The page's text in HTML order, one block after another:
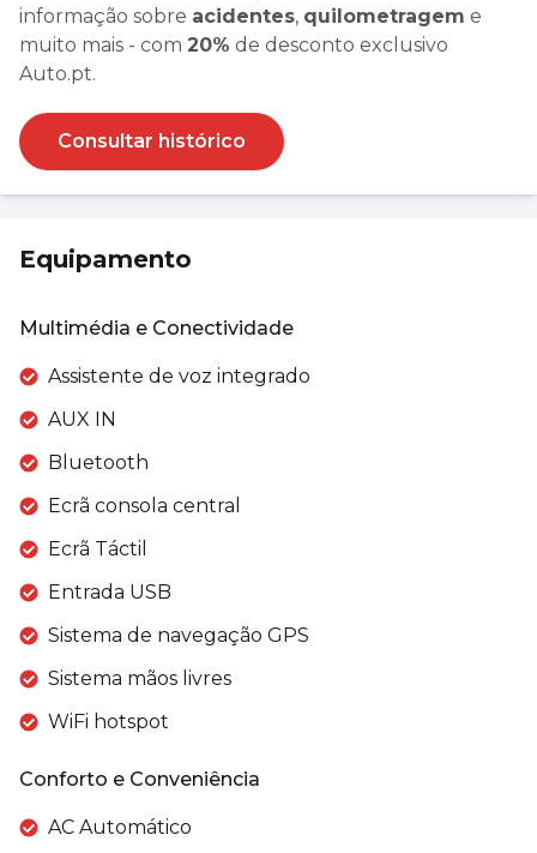
informação sobre acidentes, quilometragem e
muito mais - com 20% de desconto exclusivo
Auto.pt.
Consultar histórico
Equipamento
Multimédia e Conectividade
Assistente de voz integrado
AUX IN
Bluetooth
Ecrã consola central
Ecrã Táctil
Entrada USB
Sistema de navegação GPS
Sistema mãos livres
WiFi hotspot
Conforto e Conveniência
AC Automático